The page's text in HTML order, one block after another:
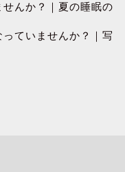
んか？｜夏の睡眠の
ていませんか？｜写